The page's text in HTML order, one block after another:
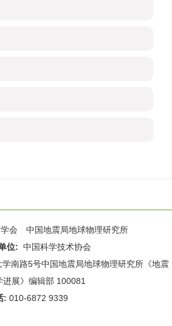
学会 中国地震局地球物理研究所
位: 中国科学技术协会
南路5号中国地震局地球物理研究所《地震
进展》编辑部 100081
: 010-6872 9339